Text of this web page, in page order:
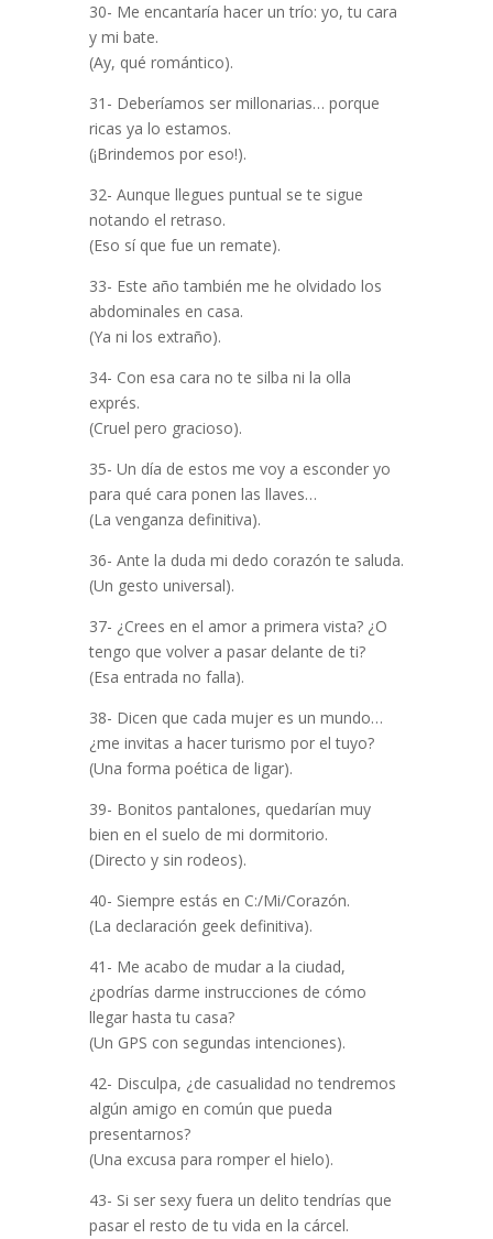
30- Me encantaría hacer un trío: yo, tu cara
y mi bate.
(Ay, qué romántico).
31- Deberíamos ser millonarias… porque
ricas ya lo estamos.
(¡Brindemos por eso!).
32- Aunque llegues puntual se te sigue
notando el retraso.
(Eso sí que fue un remate).
33- Este año también me he olvidado los
abdominales en casa.
(Ya ni los extraño).
34- Con esa cara no te silba ni la olla
exprés.
(Cruel pero gracioso).
35- Un día de estos me voy a esconder yo
para qué cara ponen las llaves…
(La venganza definitiva).
36- Ante la duda mi dedo corazón te saluda.
(Un gesto universal).
37- ¿Crees en el amor a primera vista? ¿O
tengo que volver a pasar delante de ti?
(Esa entrada no falla).
38- Dicen que cada mujer es un mundo…
¿me invitas a hacer turismo por el tuyo?
(Una forma poética de ligar).
39- Bonitos pantalones, quedarían muy
bien en el suelo de mi dormitorio.
(Directo y sin rodeos).
40- Siempre estás en C:/Mi/Corazón.
(La declaración geek definitiva).
41- Me acabo de mudar a la ciudad,
¿podrías darme instrucciones de cómo
llegar hasta tu casa?
(Un GPS con segundas intenciones).
42- Disculpa, ¿de casualidad no tendremos
algún amigo en común que pueda
presentarnos?
(Una excusa para romper el hielo).
43- Si ser sexy fuera un delito tendrías que
pasar el resto de tu vida en la cárcel.